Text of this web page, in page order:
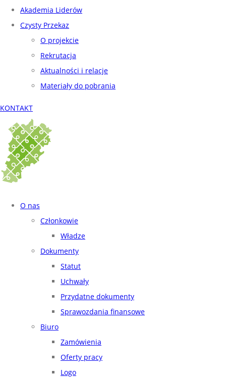
Akademia Liderów
Czysty Przekaz
O projekcie
Rekrutacja
Aktualności i relacje
Materiały do pobrania
KONTAKT
O nas
Członkowie
Władze
Dokumenty
Statut
Uchwały
Przydatne dokumenty
Sprawozdania finansowe
Biuro
Zamówienia
Oferty pracy
Logo